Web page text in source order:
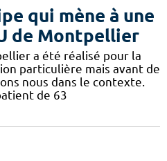
qui mène à une
de Montpellier
a été réalisé pour la
particulière mais avant de
nous dans le contexte.
de 63